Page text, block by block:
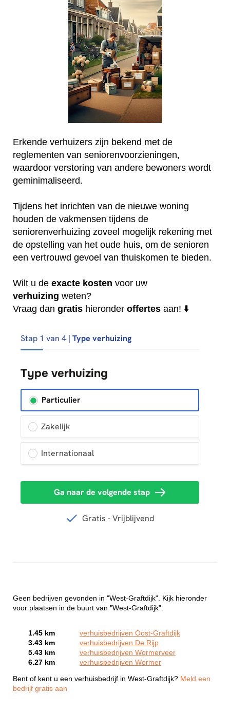
Erkende verhuizers zijn bekend met de
reglementen van seniorenvoorzieningen,
waardoor verstoring van andere bewoners wordt
geminimaliseerd.
Tijdens het inrichten van de nieuwe woning
houden de vakmensen tijdens de
seniorenverhuizing zoveel mogelijk rekening met
de opstelling van het oude huis, om de senioren
een vertrouwd gevoel van thuiskomen te bieden.
Wilt u de exacte kosten voor uw
verhuizing weten?
Vraag dan gratis hieronder offertes aan! ⬇️
Geen bedrijven gevonden in "West-Graftdijk". Kijk hieronder
voor plaatsen in de buurt van "West-Graftdijk".
1.45 km
verhuisbedrijven Oost-Graftdijk
3.43 km
verhuisbedrijven De Rijp
5.43 km
verhuisbedrijven Wormerveer
6.27 km
verhuisbedrijven Wormer
Bent of kent u een verhuisbedrijf in West-Graftdijk? Meld een
bedrijf gratis aan